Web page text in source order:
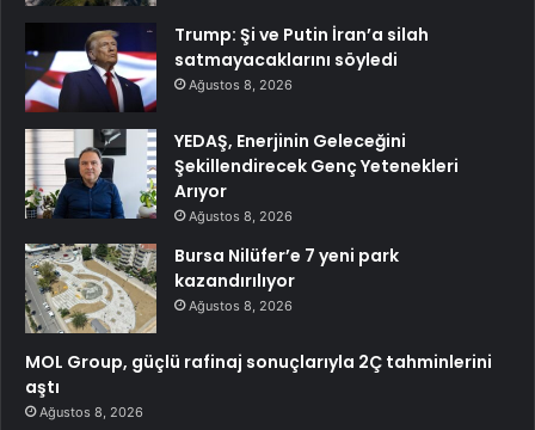
Trump: Şi ve Putin İran’a silah
satmayacaklarını söyledi
Ağustos 8, 2026
YEDAŞ, Enerjinin Geleceğini
Şekillendirecek Genç Yetenekleri
Arıyor
Ağustos 8, 2026
Bursa Nilüfer’e 7 yeni park
kazandırılıyor
Ağustos 8, 2026
MOL Group, güçlü rafinaj sonuçlarıyla 2Ç tahminlerini
aştı
Ağustos 8, 2026